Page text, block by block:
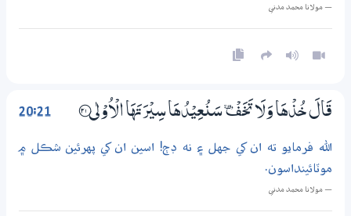
— مولانا محمد مدني
20:21 قَالَ خُذْهَا وَلَا تَخَفْ ۪ سَنُعِيْدُهَا سِيْرَتَهَا الْاُوْلٰى ؁2١
الله فرمايو ته ان کي جهل ۽ نه ڊڄ! اسين ان کي پهرئين شڪل ۾
موٽائينداسون.
— مولانا محمد مدني